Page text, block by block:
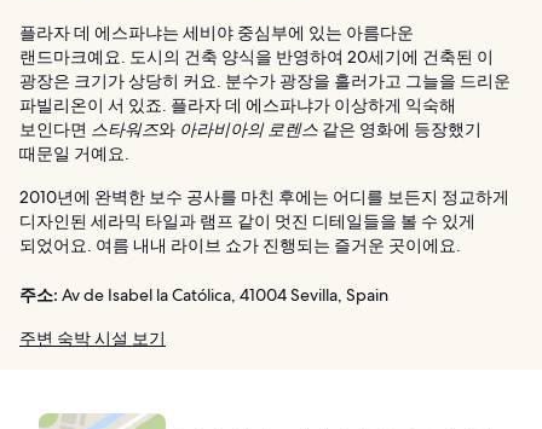
플라자 데 에스파냐는 세비야 중심부에 있는 아름다운
랜드마크예요. 도시의 건축 양식을 반영하여 20세기에 건축된 이
광장은 크기가 상당히 커요. 분수가 광장을 흘러가고 그늘을 드리운
파빌리온이 서 있죠. 플라자 데 에스파냐가 이상하게 익숙해
보인다면 스타워즈와 아라비아의 로렌스 같은 영화에 등장했기
때문일 거예요.
2010년에 완벽한 보수 공사를 마친 후에는 어디를 보든지 정교하게
디자인된 세라믹 타일과 램프 같이 멋진 디테일들을 볼 수 있게
되었어요. 여름 내내 라이브 쇼가 진행되는 즐거운 곳이에요.
주소: Av de Isabel la Católica, 41004 Sevilla, Spain
주변 숙박 시설 보기